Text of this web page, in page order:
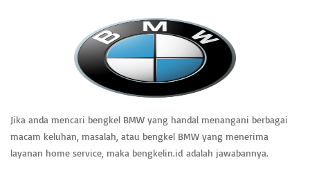
Jika anda mencari bengkel BMW yang handal menangani berbagai
macam keluhan, masalah, atau bengkel BMW yang menerima
layanan home service, maka bengkelin.id adalah jawabannya.